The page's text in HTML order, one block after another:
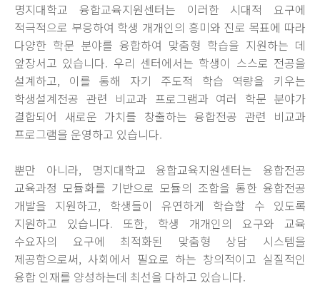
명지대학교 융합교육지원센터는 이러한 시대적 요구에
적극적으로 부응하여 학생 개개인의 흥미와 진로 목표에 따라
다양한 학문 분야를 융합하여 맞춤형 학습을 지원하는 데
앞장서고 있습니다. 우리 센터에서는 학생이 스스로 전공을
설계하고, 이를 통해 자기 주도적 학습 역량을 키우는
학생설계전공 관련 비교과 프로그램과 여러 학문 분야가
결합되어 새로운 가치를 창출하는 융합전공 관련 비교과
프로그램을 운영하고 있습니다.
뿐만 아니라, 명지대학교 융합교육지원센터는 융합전공
교육과정 모듈화를 기반으로 모듈의 조합을 통한 융합전공
개발을 지원하고, 학생들이 유연하게 학습할 수 있도록
지원하고 있습니다. 또한, 학생 개개인의 요구와 교육
수요자의 요구에 최적화된 맞춤형 상담 시스템을
제공함으로써, 사회에서 필요로 하는 창의적이고 실질적인
융합 인재를 양성하는데 최선을 다하고 있습니다.